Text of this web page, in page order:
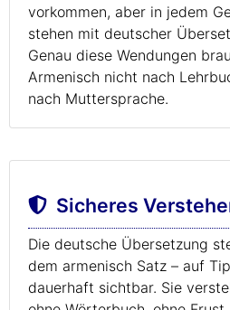
vorkommen, aber in jedem
stehen mit deutscher
Genau diese Wendungen
Armenisch nicht nach
nach Muttersprache.
Sicheres
Die deutsche Übersetzung
dem armenisch Satz – auf
dauerhaft sichtbar. Sie